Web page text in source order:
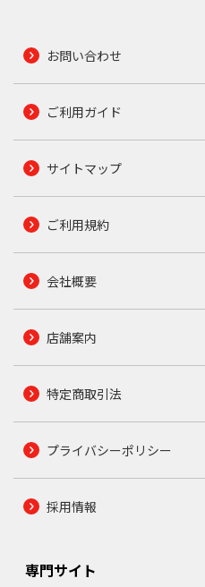
お問い合わせ
ご利用ガイド
サイトマップ
ご利用規約
会社概要
店舗案内
特定商取引法
プライバシーポリシー
採用情報
専門サイト